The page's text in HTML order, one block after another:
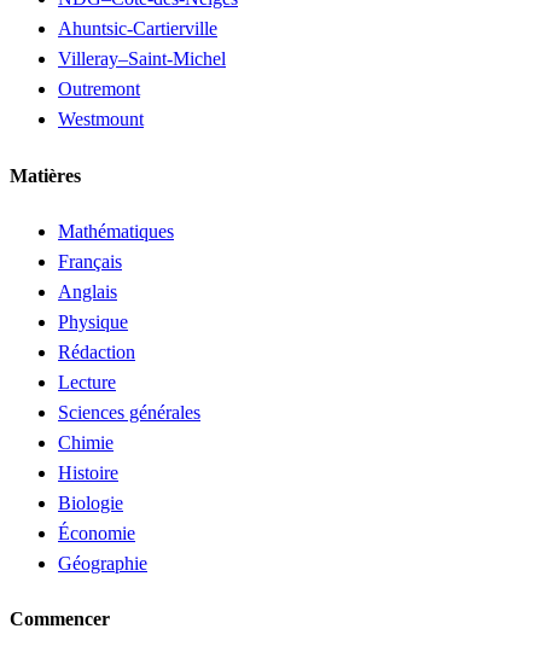
Ahuntsic-Cartierville
Villeray–Saint-Michel
Outremont
Westmount
Matières
Mathématiques
Français
Anglais
Physique
Rédaction
Lecture
Sciences générales
Chimie
Histoire
Biologie
Économie
Géographie
Commencer